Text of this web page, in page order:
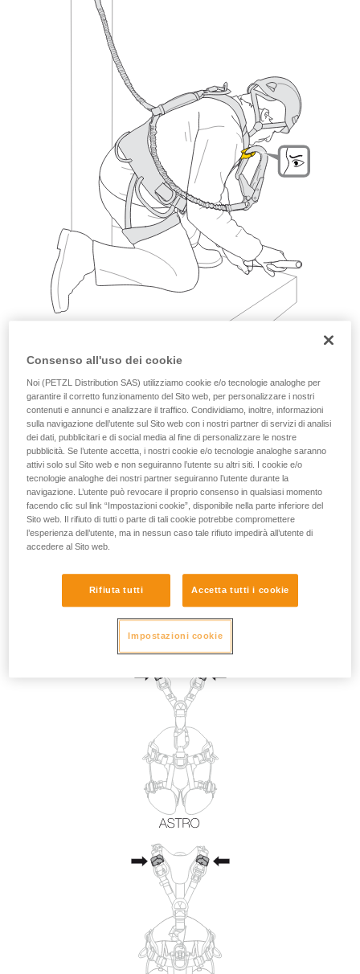
Esempi:
Consenso all'uso dei cookie
Noi (PETZL Distribution SAS) utilizziamo cookie e/o tecnologie analoghe per
garantire il corretto funzionamento del Sito web, per personalizzare i nostri
contenuti e annunci e analizzare il traffico. Condividiamo, inoltre, informazioni
sulla navigazione dell’utente sul Sito web con i nostri partner di servizi di analisi
dei dati, pubblicitari e di social media al fine di personalizzare le nostre
pubblicità. Se l’utente accetta, i nostri cookie e/o tecnologie analoghe saranno
attivi solo sul Sito web e non seguiranno l’utente su altri siti. I cookie e/o
tecnologie analoghe dei nostri partner seguiranno l’utente durante la
navigazione. L’utente può revocare il proprio consenso in qualsiasi momento
facendo clic sul link “Impostazioni cookie”, disponibile nella parte inferiore del
Sito web. Il rifiuto di tutti o parte di tali cookie potrebbe compromettere
l’esperienza dell’utente, ma in nessun caso tale rifiuto impedirà all’utente di
accedere al Sito web.
Rifiuta tutti Accetta tutti i cookie
Impostazioni cookie